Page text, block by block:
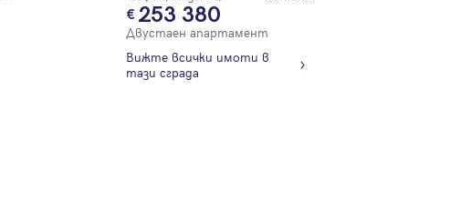
253 380
Двустаен апартамент
Вижте всички имоти в
тази сграда